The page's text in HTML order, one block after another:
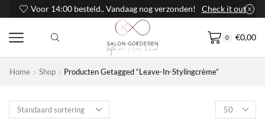
Voor 14:00 besteld.. Vandaag nog verzonden! Check it out
0 €0,00
Home Shop Producten Getagged “leave-In-Stylingcrème”
Products
per